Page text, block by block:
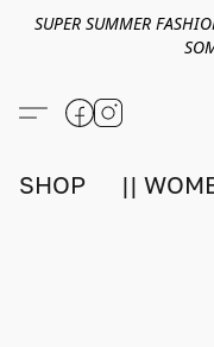
SUPER SUMMER
SHOP ||